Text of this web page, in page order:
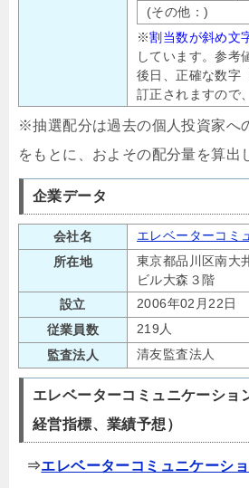
(その他：)
※割当数が斜め文
しています。参考
後日、正確な数字
訂正されますので
※抽選配分は過去の個人投資家へ
をもとに、およその配分量を算出
企業データ
会社名
エレベーターコミ
所在地
東京都品川区南大
ビル大森３階
設立
2006年02月22日
従業員数
219人
監査法人
清友監査法人
エレベーターコミュニケーショ
経営指標、業績予想）
⇒エレベーターコミュニケーシ